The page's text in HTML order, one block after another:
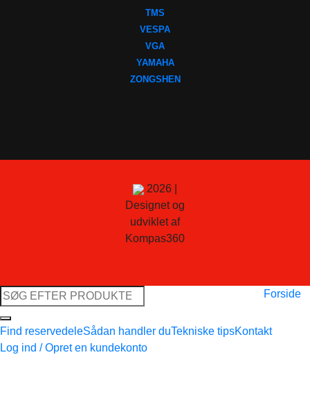
TMS
VESPA
VGA
YAMAHA
ZONGSHEN
2026 |
Designet og
udviklet af
Kompas360
Søg
efter:
Forside
Find reservedeleSådan handler duTekniske tipsKontakt
Log ind / Opret en kundekonto